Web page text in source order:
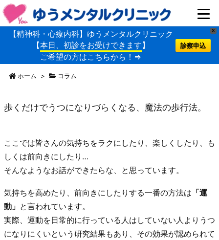
X
【精神科・心療内科】ゆうメンタルクリニック
【本日、初診をお受けできます】
ご希望の方はこちらから！⇒
診察申込
ホーム > コラム
歩くだけでうつになりづらくなる、魔法の歩行法。
ここでは皆さんの気持ちをラクにしたり、楽しくしたり、も
しくは前向きにしたり…
そんなようなお話ができたらな、と思っています。
気持ちを高めたり、前向きにしたりする一番の方法は 「運
動」 と言われています。
実際、運動を日常的に行っている人はしていない人よりうつ
になりにくいという研究結果もあり、その効果が認められて